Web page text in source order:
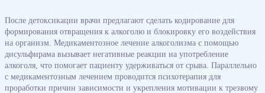
После детоксикации врачи предлагают сделать кодирование для
формирования отвращения к алкоголю и блокировку его воздействия
на организм. Медикаментозное лечение алкоголизма с помощью
дисульфирама вызывает негативные реакции на употребление
алкоголя, что помогает пациенту удерживаться от срыва. Параллельно
с медикаментозным лечением проводится психотерапия для
проработки причин зависимости и укрепления мотивации к трезвому